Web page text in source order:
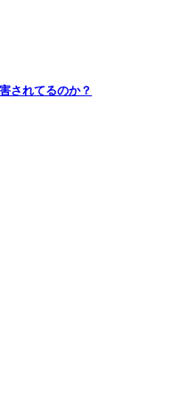
されてるのか？